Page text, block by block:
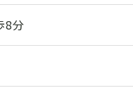
8分